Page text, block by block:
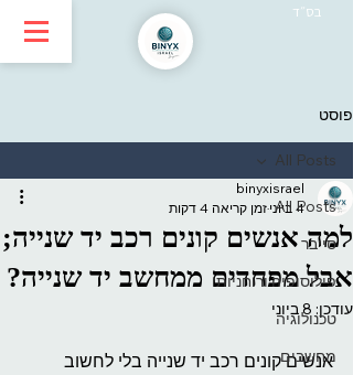
בס״ד
פוסט
All Posts
סייבר
פילוסופיה ורוחניות
טכנולוגיה
מחשבים
All Posts
למה אנשים קונים רכב יד שנייה;
אבל מפחדים ממחשב יד שנייה?
binyxisrael
4 ביוני
זמן קריאה 4 דקות
עודכן: 8 ביוני
אנשים קונים רכב יד שנייה בלי לחשוב